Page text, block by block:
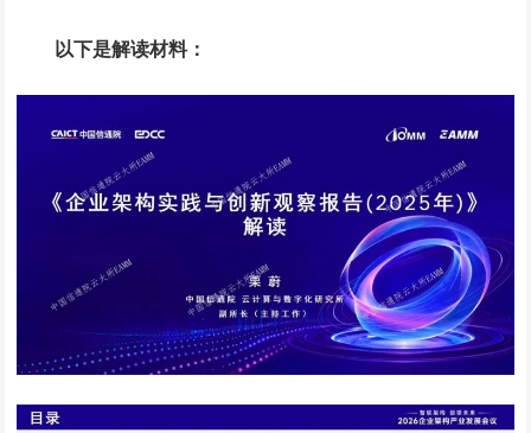
以下是解读材料：